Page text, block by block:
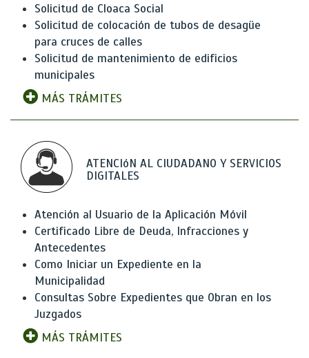
Solicitud de Cloaca Social
Solicitud de colocación de tubos de desagüe
para cruces de calles
Solicitud de mantenimiento de edificios
municipales
MÁS TRÁMITES
ATENCIóN AL CIUDADANO Y SERVICIOS
DIGITALES
Atención al Usuario de la Aplicación Móvil
Certificado Libre de Deuda, Infracciones y
Antecedentes
Como Iniciar un Expediente en la
Municipalidad
Consultas Sobre Expedientes que Obran en los
Juzgados
MÁS TRÁMITES